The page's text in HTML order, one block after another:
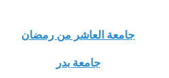
جامعة العاشر من رمضان
جامعة بدر